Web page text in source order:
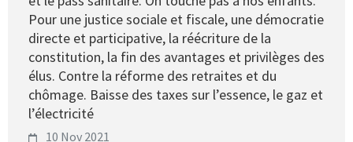
Pour une justice sociale et fiscale, une démocratie
directe et participative, la réécriture de la
constitution, la fin des avantages et privilèges des
élus. Contre la réforme des retraites et du
chômage. Baisse des taxes sur l’essence, le gaz et
l’électricité
10 Nov 2021